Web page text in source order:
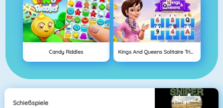
Candy Riddles Kings And Queens Solitaire Tripeaks
Schießspiele